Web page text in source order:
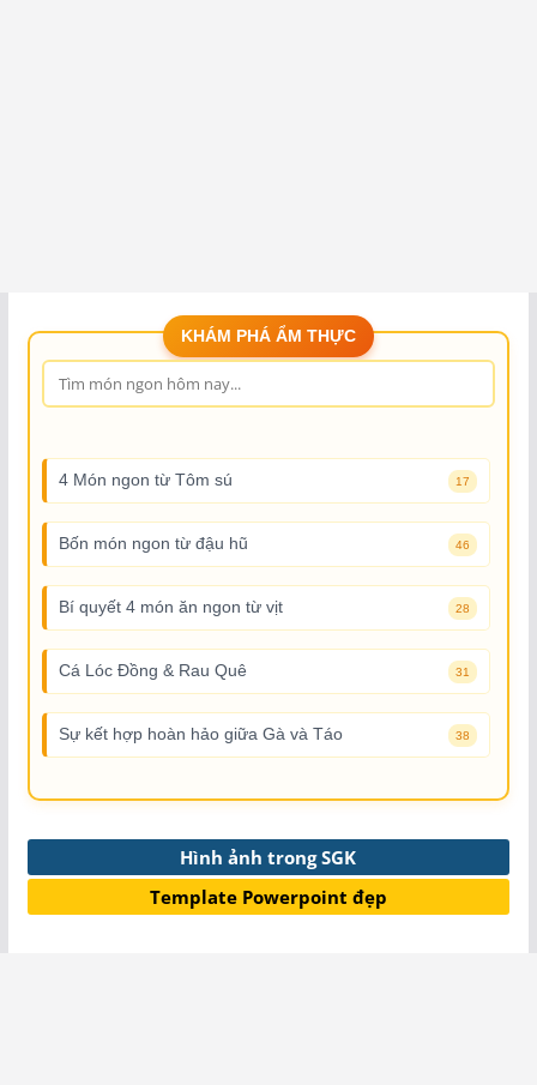
KHÁM PHÁ ẨM THỰC
4 Món ngon từ Tôm sú 17
Bốn món ngon từ đậu hũ 46
Bí quyết 4 món ăn ngon từ vịt 28
Cá Lóc Đồng & Rau Quê 31
Sự kết hợp hoàn hảo giữa Gà và Táo 38
Hình ảnh trong SGK
Template Powerpoint đẹp